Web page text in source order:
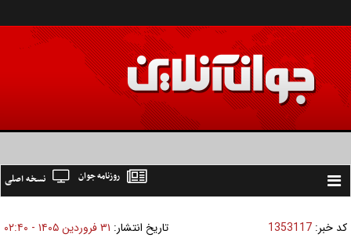
Toggle
نسخه اصلی روزنامه جوان
کد خبر: 1353117 تاریخ انتشار: ۳۱ فروردين ۱۴۰۵ - ۰۲:۴۰